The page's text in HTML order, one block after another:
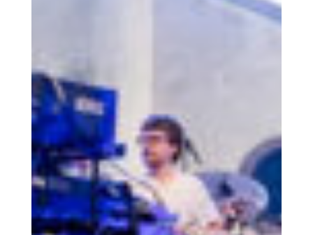
Réservation
Réservez votre hébergement chez nous
Service
Actualités
Nos dernières actualités